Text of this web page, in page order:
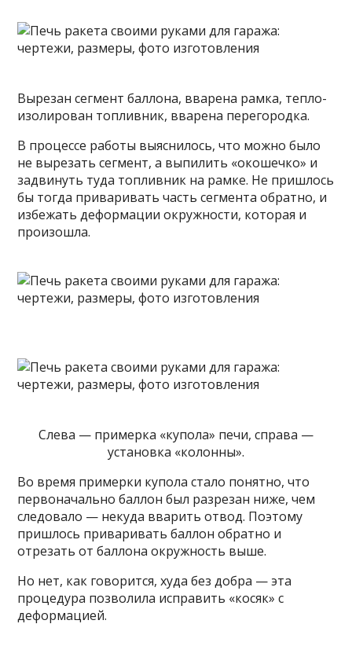
Вырезан сегмент баллона, вварена рамка, тепло-
изолирован топливник, вварена перегородка.
В процессе работы выяснилось, что можно было
не вырезать сегмент, а выпилить «окошечко» и
задвинуть туда топливник на рамке. Не пришлось
бы тогда приваривать часть сегмента обратно, и
избежать деформации окружности, которая и
произошла.
Слева — примерка «купола» печи, справа —
установка «колонны».
Во время примерки купола стало понятно, что
первоначально баллон был разрезан ниже, чем
следовало — некуда вварить отвод. Поэтому
пришлось приваривать баллон обратно и
отрезать от баллона окружность выше.
Но нет, как говорится, худа без добра — эта
процедура позволила исправить «косяк» с
деформацией.